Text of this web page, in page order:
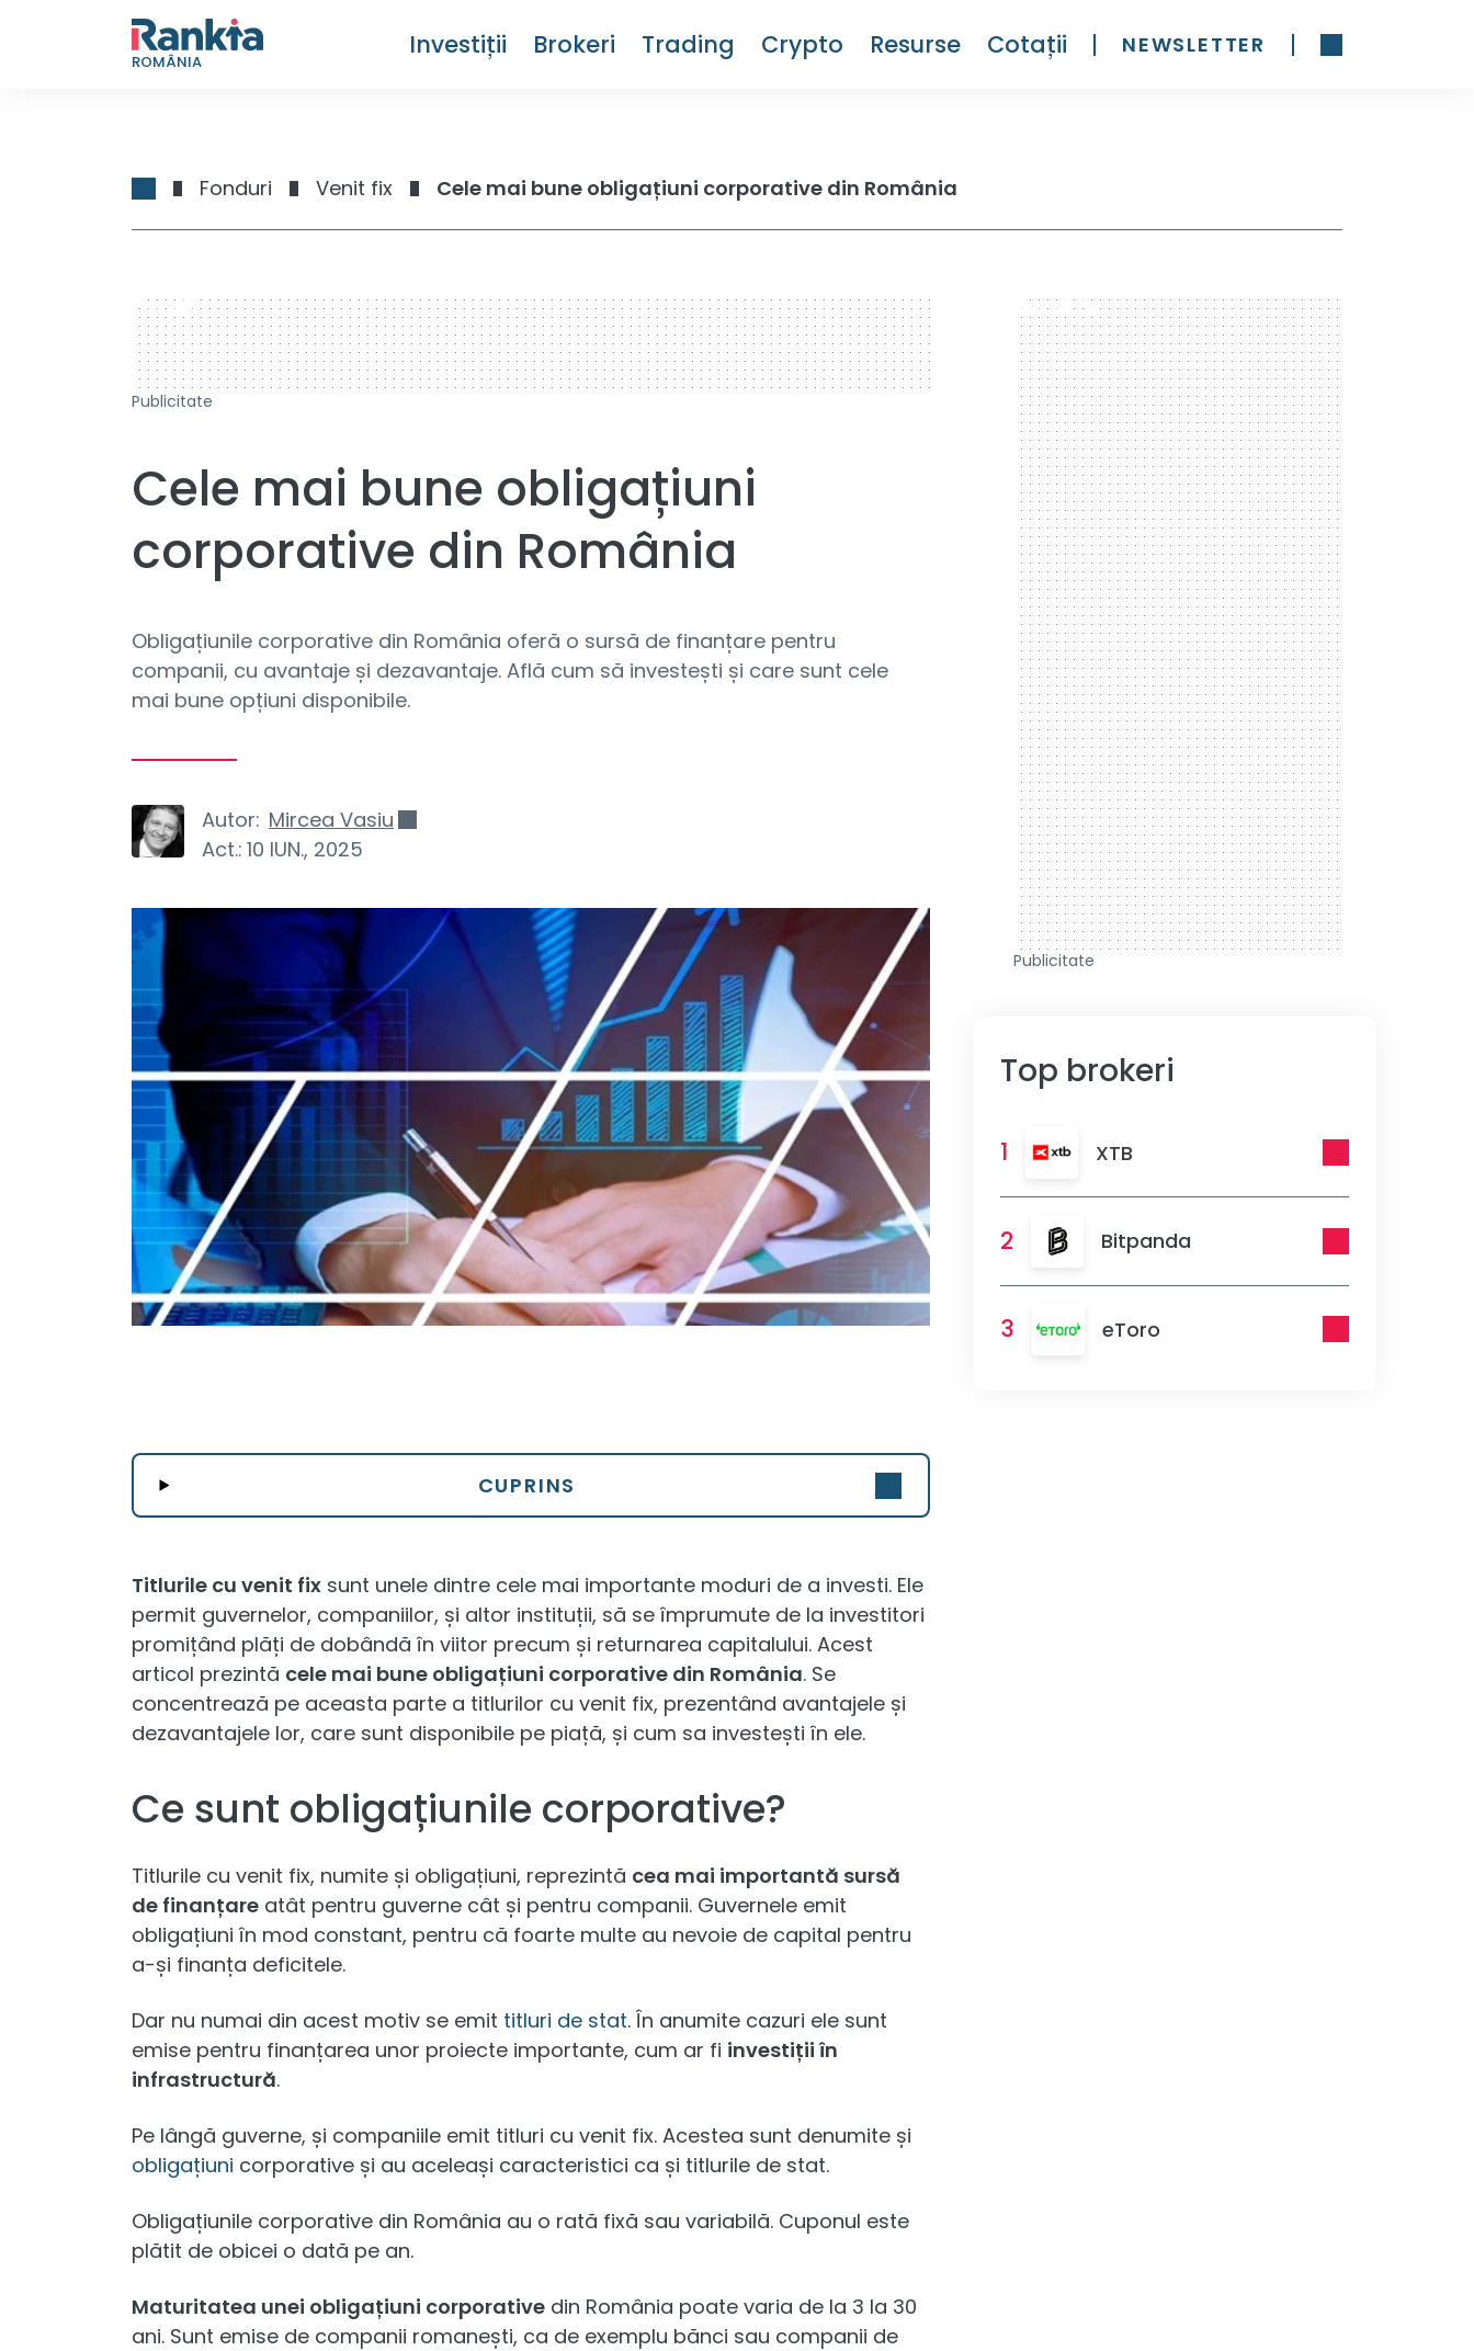
ROMÂNIA
Investiții Brokeri Trading Crypto Resurse Cotații NEWSLETTER
Fonduri Venit fix Cele mai bune obligațiuni corporative din România
728 x 90
Publicitate
Cele mai bune obligațiuni
corporative din România
Obligațiunile corporative din România oferă o sursă de finanțare pentru
companii, cu avantaje și dezavantaje. Află cum să investești și care sunt cele
mai bune opțiuni disponibile.
Autor: Mircea Vasiu
Act.: 10 IUN., 2025
CUPRINS
Titlurile cu venit fix sunt unele dintre cele mai importante moduri de a investi. Ele
permit guvernelor, companiilor, și altor instituții, să se împrumute de la investitori
promițând plăți de dobândă în viitor precum și returnarea capitalului. Acest
articol prezintă cele mai bune obligațiuni corporative din România. Se
concentrează pe aceasta parte a titlurilor cu venit fix, prezentând avantajele și
dezavantajele lor, care sunt disponibile pe piață, și cum sa investești în ele.
Ce sunt obligațiunile corporative?
Titlurile cu venit fix, numite și obligațiuni, reprezintă cea mai importantă sursă
de finanțare atât pentru guverne cât și pentru companii. Guvernele emit
obligațiuni în mod constant, pentru că foarte multe au nevoie de capital pentru
a-și finanța deficitele.
Dar nu numai din acest motiv se emit titluri de stat. În anumite cazuri ele sunt
emise pentru finanțarea unor proiecte importante, cum ar fi investiții în
infrastructură.
Pe lângă guverne, și companiile emit titluri cu venit fix. Acestea sunt denumite și
obligațiuni corporative și au aceleași caracteristici ca și titlurile de stat.
Obligațiunile corporative din România au o rată fixă sau variabilă. Cuponul este
plătit de obicei o dată pe an.
Maturitatea unei obligațiuni corporative din România poate varia de la 3 la 30
ani. Sunt emise de companii romanești, ca de exemplu bănci sau companii de
300 x 600
Publicitate
Top brokeri
1 XTB
2 Bitpanda
3 eToro